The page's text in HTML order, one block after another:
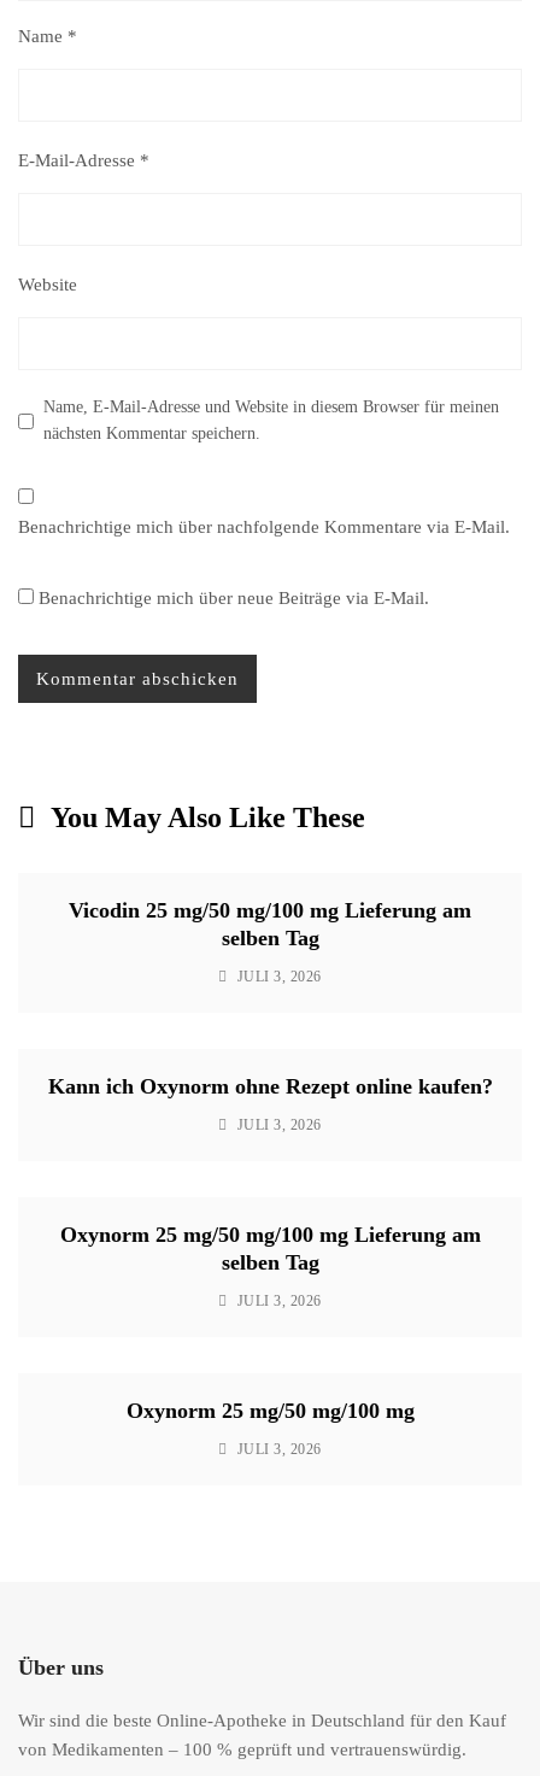
Name *
E-Mail-Adresse *
Website
Name, E-Mail-Adresse und Website in diesem Browser für meinen
nächsten Kommentar speichern.
Benachrichtige mich über nachfolgende Kommentare via E-Mail.
Benachrichtige mich über neue Beiträge via E-Mail.
You May Also Like These
Vicodin 25 mg/50 mg/100 mg Lieferung am
selben Tag
JULI 3, 2026
Kann ich Oxynorm ohne Rezept online kaufen?
JULI 3, 2026
Oxynorm 25 mg/50 mg/100 mg Lieferung am
selben Tag
JULI 3, 2026
Oxynorm 25 mg/50 mg/100 mg
JULI 3, 2026
Über uns
Wir sind die beste Online-Apotheke in Deutschland für den Kauf
von Medikamenten – 100 % geprüft und vertrauenswürdig.